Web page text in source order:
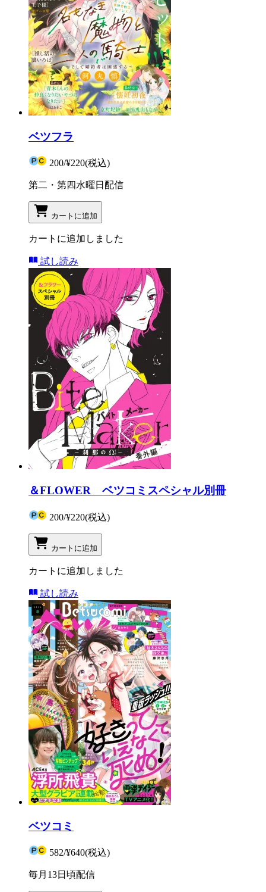
ベツフラ
200/¥220(税込)
第二・第四水曜日配信
カートに追加
カートに追加しました
試し読み
＆FLOWER ベツコミスペシャル別冊
200/¥220(税込)
カートに追加
カートに追加しました
試し読み
ベツコミ
582/¥640(税込)
毎月13日頃配信